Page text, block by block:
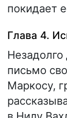
покидает
Глава 4.
письмо
Маркосу,